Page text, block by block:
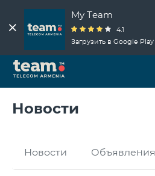
My Team
4.1
Загрузить в Google Play
Новости
Новости Объявления